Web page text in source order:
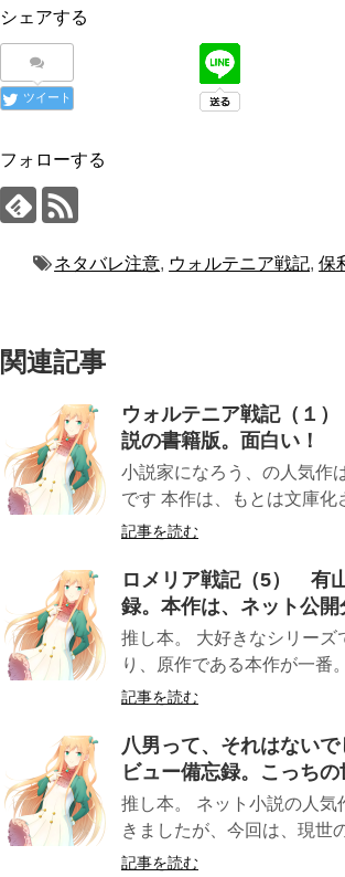
シェアする
ツイート
フォローする
ネタバレ注意, ウォルテニア戦記,保
関連記事
ウォルテニア戦記（１
説の書籍版。面白い！
小説家になろう、の人気作
です 本作は、もとは文庫
記事を読む
ロメリア戦記（5） 有
録。本作は、ネット公
推し本。 大好きなシリー
り、原作である本作が一番
記事を読む
八男って、それはない
ビュー備忘録。こっち
推し本。 ネット小説の人
きましたが、今回は、現世
記事を読む